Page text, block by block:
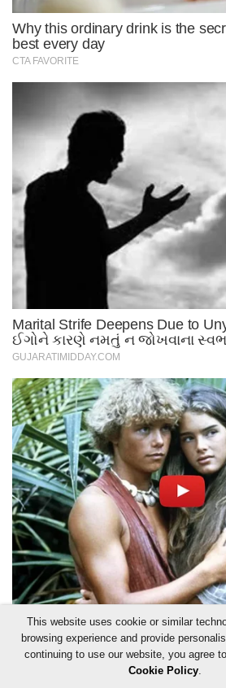
This website uses cookie or similar
browsing experience and provide
continuing to use our website, you agree
Cookie Policy.